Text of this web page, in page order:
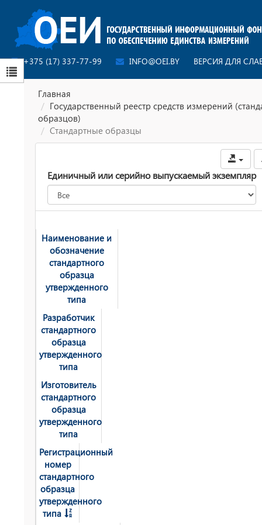
+375 (17) 337-77-99 INFO@OEI.BY ВЕРСИЯ ДЛЯ
Главная
Государственный реестр средств измерений
образцов)
Стандартные образцы
Единичный или серийно выпускаемый экземпляр
Наименование и
обозначение
стандартного
образца
утвержденного
типа
Разработчик
стандартного
образца
утвержденного
типа
Изготовитель
стандартного
образца
утвержденного
типа
Регистрационный
номер
стандартного
образца
утвержденного
типа